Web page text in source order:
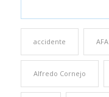
accidente AFA
Alfredo Cornejo